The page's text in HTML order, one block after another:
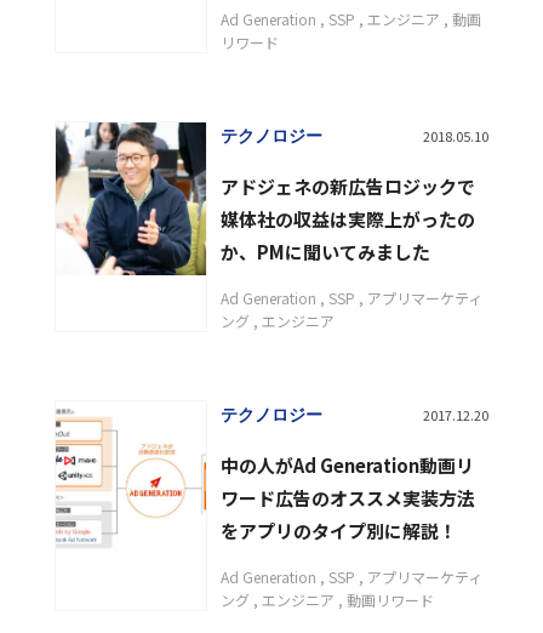
Ad Generation SSP エンジニア
動画
リワード
テクノロジー 2018.05.10
アドジェネの新広告ロジックで
媒体社の収益は実際上がったの
か、PMに聞いてみました
Ad Generation SSP
アプリマーケティ
ング
エンジニア
テクノロジー 2017.12.20
中の人がAd Generation動画リ
ワード広告のオススメ実装方法
をアプリのタイプ別に解説！
Ad Generation SSP
アプリマーケティ
ング
エンジニア 動画リワード